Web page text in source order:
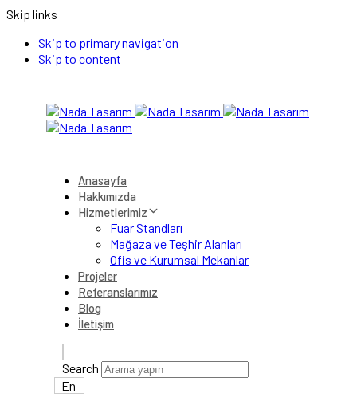
Skip links
Skip to primary navigation
Skip to content
Anasayfa
Hakkımızda
Hizmetlerimiz
Fuar Standları
Mağaza ve Teşhir Alanları
Ofis ve Kurumsal Mekanlar
Projeler
Referanslarımız
Blog
İletişim
Search
En